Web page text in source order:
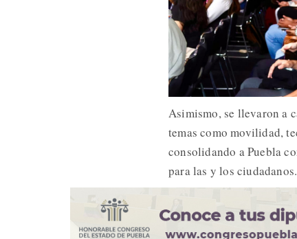
Asimismo, se llevaron a
temas como movilidad,
consolidando a Puebla
para las y los ciudadanos.